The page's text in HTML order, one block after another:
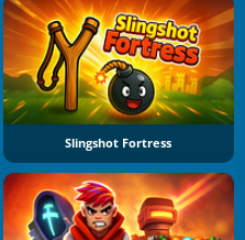
Slingshot Fortress